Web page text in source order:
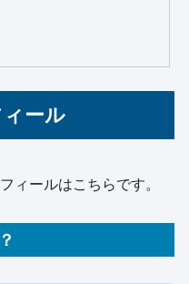
ール
ィールはこちらです。